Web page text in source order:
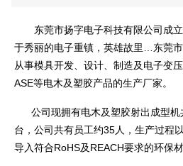
东莞市扬字电子科技有限公司成立
于秀丽的电子重镇，英雄故里…东莞
从事模具开发、设计、制造及电子变
ASE等电木及塑胶产品的生产厂家。
公司现拥有电木及塑胶射出成型机
台，公司共有员工约35人，生产过程
导入符合RoHS及REACH要求的环保材